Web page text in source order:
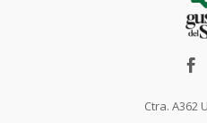
Ctra. A362